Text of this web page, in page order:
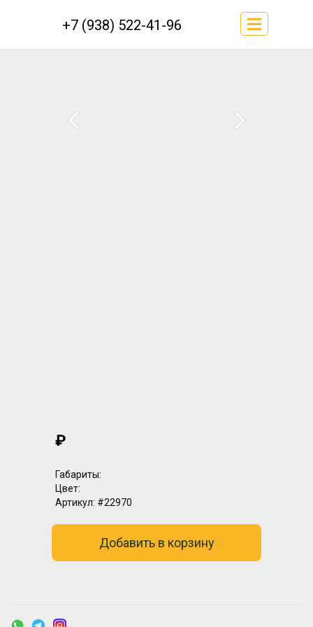
+7 (938) 522-41-96
₽
Габариты:
Цвет:
Артикул: #22970
Добавить в корзину